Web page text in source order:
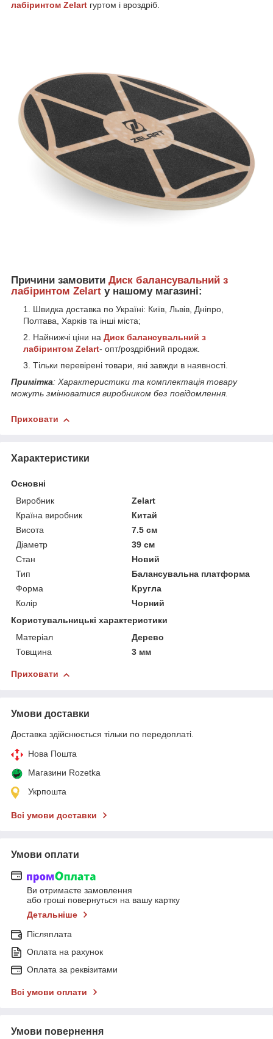
лабіринтом Zelart гуртом і вроздріб.
Причини замовити Диск балансувальний з
лабіринтом Zelart у нашому магазині:
Швидка доставка по Україні: Київ, Львів, Дніпро,
Полтава, Харків та інші міста;
Найнижчі ціни на Диск балансувальний з
лабіринтом Zelart- опт/роздрібний продаж.
Тільки перевірені товари, які завжди в наявності.
Примітка: Характеристики та комплектація товару
можуть змінюватися виробником без повідомлення.
Приховати
Характеристики
Основні
Виробник
Zelart
Країна виробник
Китай
Висота
7.5 см
Діаметр
39 см
Стан
Новий
Тип
Балансувальна платформа
Форма
Кругла
Колір
Чорний
Користувальницькі характеристики
Матеріал
Дерево
Товщина
3 мм
Приховати
Умови доставки
Доставка здійснюється тільки по передоплаті.
Нова Пошта
Магазини Rozetka
Укрпошта
Всі умови доставки
Умови оплати
Ви отримаєте замовлення
або гроші повернуться на вашу картку
Детальніше
Післяплата
Оплата на рахунок
Оплата за реквізитами
Всі умови оплати
Умови повернення